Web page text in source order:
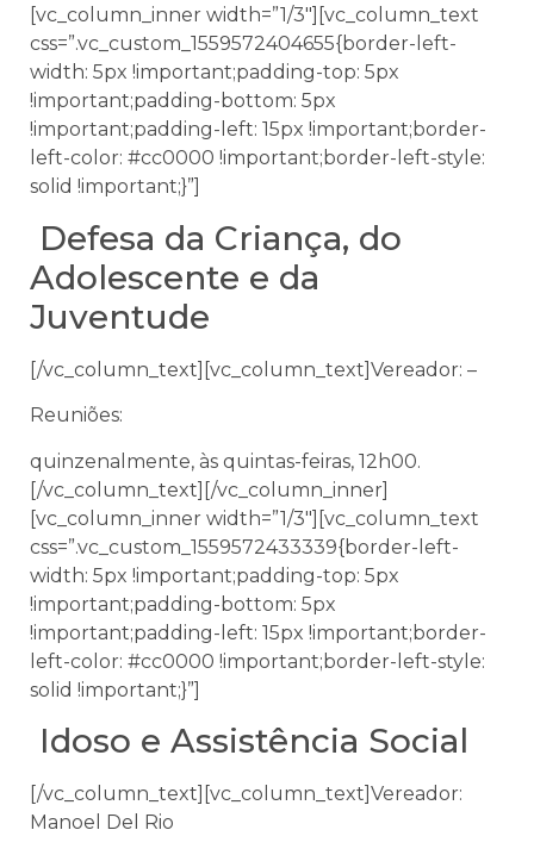
[vc_column_inner width=”1/3″][vc_column_text
css=”.vc_custom_1559572404655{border-left-
width: 5px !important;padding-top: 5px
!important;padding-bottom: 5px
!important;padding-left: 15px !important;border-
left-color: #cc0000 !important;border-left-style:
solid !important;}”]
Defesa da Criança, do
Adolescente e da
Juventude
[/vc_column_text][vc_column_text]Vereador: –
Reuniões:
quinzenalmente, às quintas-feiras, 12h00.
[/vc_column_text][/vc_column_inner]
[vc_column_inner width=”1/3″][vc_column_text
css=”.vc_custom_1559572433339{border-left-
width: 5px !important;padding-top: 5px
!important;padding-bottom: 5px
!important;padding-left: 15px !important;border-
left-color: #cc0000 !important;border-left-style:
solid !important;}”]
Idoso e Assistência Social
[/vc_column_text][vc_column_text]Vereador:
Manoel Del Rio